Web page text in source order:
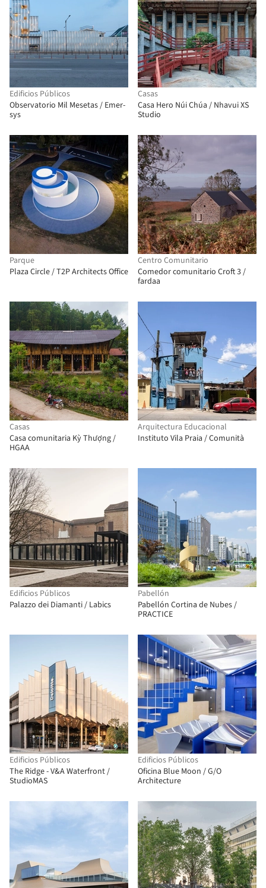
Edificios Públicos
Observatorio Mil Mesetas / Emer-
sys
Casas
Casa Hero Núi Chúa / Nhavui XS
Studio
Parque
Plaza Circle / T2P Architects Office
Centro Comunitario
Comedor comunitario Croft 3 /
fardaa
Casas
Casa comunitaria Kỳ Thượng /
HGAA
Arquitectura Educacional
Instituto Vila Praia / Comunità
Edificios Públicos
Palazzo dei Diamanti / Labics
Pabellón
Pabellón Cortina de Nubes /
PRACTICE
Edificios Públicos
The Ridge - V&A Waterfront /
StudioMAS
Edificios Públicos
Oficina Blue Moon / G/O
Architecture